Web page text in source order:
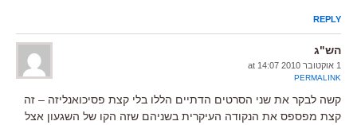
REPLY
הש"ג
1 אוקטובר 2010 at 14:07
PERMALINK
קשה לבקר את שני הסרטים הדתיים הללו בלי קצת פסיכואנליזה – זה
קצת מפספס את הנקודה העיקרית בשניהם שזה הקו של השגעון אצל